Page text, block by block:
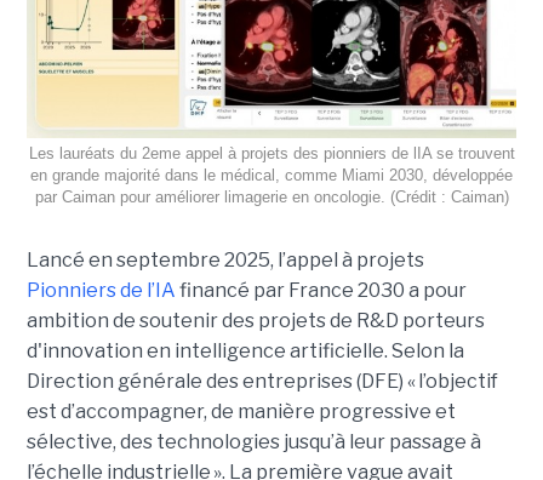
Les lauréats du 2eme appel à projets des pionniers de lIA se trouvent
en grande majorité dans le médical, comme Miami 2030, développée
par Caiman pour améliorer limagerie en oncologie. (Crédit : Caiman)
Lancé en septembre 2025, l’appel à projets
Pionniers de l’IA financé par France 2030 a pour
ambition de soutenir des projets de R&D porteurs
d'innovation en intelligence artificielle. Selon la
Direction générale des entreprises (DFE) « l’objectif
est d’accompagner, de manière progressive et
sélective, des technologies jusqu’à leur passage à
l’échelle industrielle ». La première vague avait